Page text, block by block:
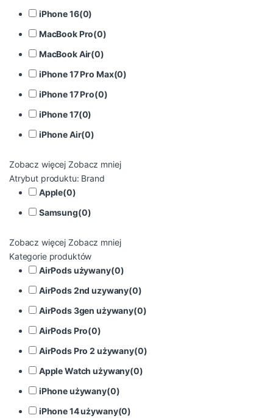
iPhone 16(0)
MacBook Pro(0)
MacBook Air(0)
iPhone 17 Pro Max(0)
iPhone 17 Pro(0)
iPhone 17(0)
iPhone Air(0)
Zobacz więcej Zobacz mniej
Atrybut produktu: Brand
Apple(0)
Samsung(0)
Zobacz więcej Zobacz mniej
Kategorie produktów
AirPods używany(0)
AirPods 2nd uzywany(0)
AirPods 3gen używany(0)
AirPods Pro(0)
AirPods Pro 2 używany(0)
Apple Watch używany(0)
iPhone używany(0)
iPhone 14 używany(0)